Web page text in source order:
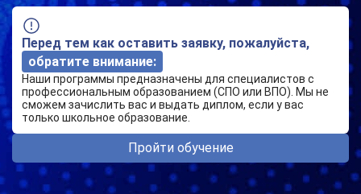
Перед тем как оставить заявку, пожалуйста,
обратите внимание:
Наши программы предназначены для специалистов с
профессиональным образованием (СПО или ВПО). Мы не
сможем зачислить вас и выдать диплом, если у вас
только школьное образование.
Пройти обучение